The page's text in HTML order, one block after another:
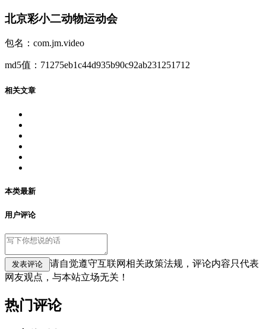
北京彩小二动物运动会
包名：com.jm.video
md5值：71275eb1c44d935b90c92ab231251712
相关文章
本类最新
用户评论
请自觉遵守互联网相关政策法规，评论内容只代表
网友观点，与本站立场无关！
热门评论